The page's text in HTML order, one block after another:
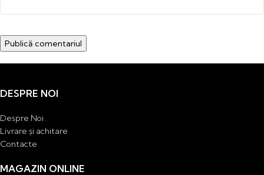
DESPRE NOI
Despre Noi
Livrare și achitare
Contacte
MAGAZIN ONLINE